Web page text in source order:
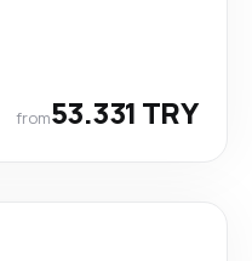
from53.331 TRY